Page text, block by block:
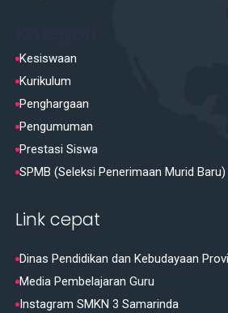
Kesiswaan
Kurikulum
Penghargaan
Pengumuman
Prestasi Siswa
SPMB (Seleksi Penerimaan Murid Baru)
Link cepat
Dinas Pendidikan dan Kebudayaan
Media Pembelajaran Guru
Instagram SMKN 3 Samarinda